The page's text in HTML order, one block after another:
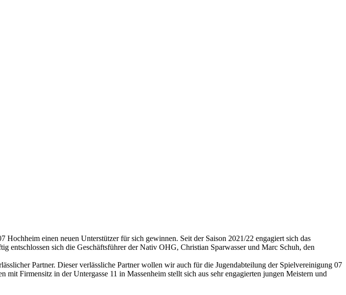
einen neuen Unterstützer für sich gewinnen. Seit der Saison 2021/22 engagiert sich das
sich die Geschäftsführer der Nativ OHG, Christian Sparwasser und Marc Schuh, den
Partner. Dieser verlässliche Partner wollen wir auch für die Jugendabteilung der Spielvereinigung 07
Firmensitz in der Untergasse 11 in Massenheim stellt sich aus sehr engagierten jungen Meistern und